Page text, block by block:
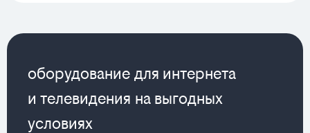
оборудование для интернета
и телевидения на выгодных
условиях